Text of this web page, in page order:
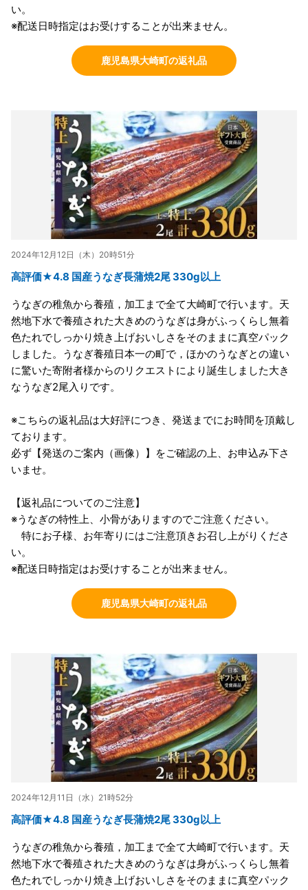
い。
※配送日時指定はお受けすることが出来ません。
鹿児島県大崎町の返礼品
2024年12月12日（木）20時51分
高評価★4.8 国産うなぎ長蒲焼2尾 330g以上
うなぎの稚魚から養殖，加工まで全て大崎町で行います。天
然地下水で養殖された大きめのうなぎは身がふっくらし無着
色たれでしっかり焼き上げおいしさをそのままに真空パック
しました。うなぎ養殖日本一の町で，ほかのうなぎとの違い
に驚いた寄附者様からのリクエストにより誕生しました大き
なうなぎ2尾入りです。
※こちらの返礼品は大好評につき、発送までにお時間を頂戴し
ております。
必ず【発送のご案内（画像）】をご確認の上、お申込み下さ
いませ。
【返礼品についてのご注意】
※うなぎの特性上、小骨がありますのでご注意ください。
特にお子様、お年寄りにはご注意頂きお召し上がりくださ
い。
※配送日時指定はお受けすることが出来ません。
鹿児島県大崎町の返礼品
2024年12月11日（水）21時52分
高評価★4.8 国産うなぎ長蒲焼2尾 330g以上
うなぎの稚魚から養殖，加工まで全て大崎町で行います。天
然地下水で養殖された大きめのうなぎは身がふっくらし無着
色たれでしっかり焼き上げおいしさをそのままに真空パック